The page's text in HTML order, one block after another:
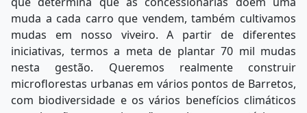
muda a cada carro que vendem, também cultivamos
mudas em nosso viveiro. A partir de diferentes
iniciativas, termos a meta de plantar 70 mil mudas
nesta gestão. Queremos realmente construir
microflorestas urbanas em vários pontos de Barretos,
com biodiversidade e os vários benefícios climáticos